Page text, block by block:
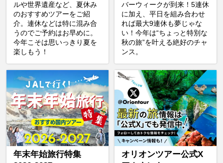
ルや世界遺産など、夏休み
のおすすめツアーをご紹
介。連休などは特に混み合
うのでご予約はお早めに。
今年こそは思いっきり夏を
楽しもう！
バーウィークが到来！5連休
に加え、平日を組み合わせ
れば最大9連休も夢じゃな
い！今年は“ちょっと特別な
秋の旅”を叶える絶好のチャ
ンス。
年末年始旅行特集
オリオンツアー公式X